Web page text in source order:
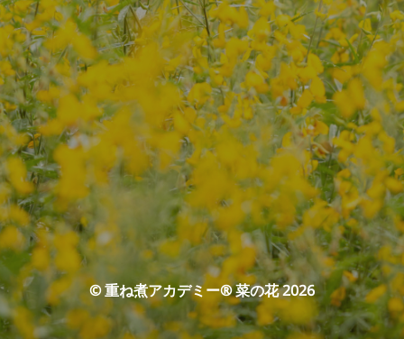
© 重ね煮アカデミー® 菜の花 2026